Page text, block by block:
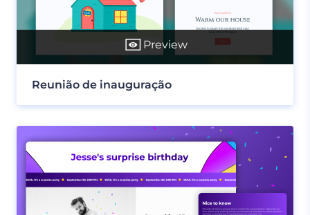
Preview
Reunião de inauguração